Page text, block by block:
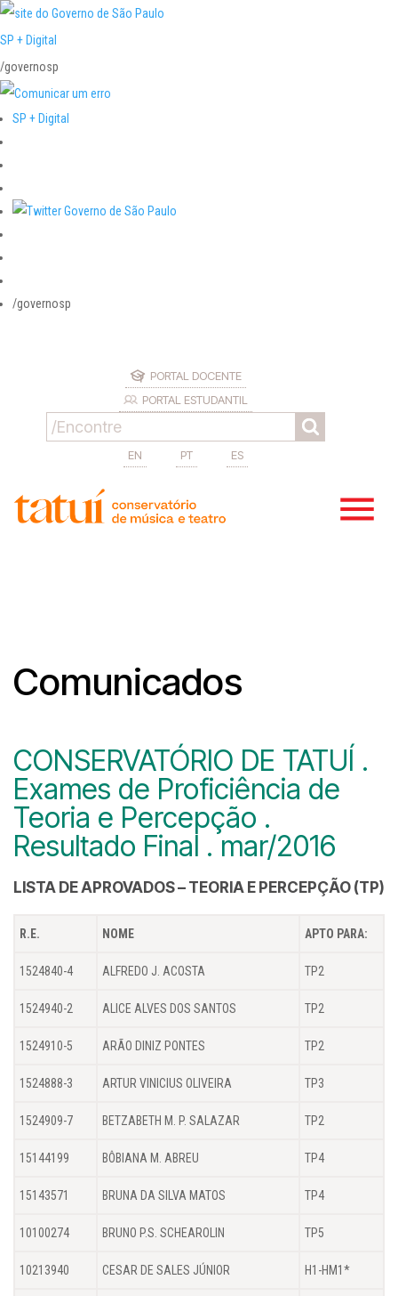
SP + Digital
/governosp
SP + Digital
/governosp
PORTAL DOCENTE
PORTAL ESTUDANTIL
EN PT ES
Comunicados
CONSERVATÓRIO DE TATUÍ .
Exames de Proficiência de
Teoria e Percepção .
Resultado Final . mar/2016
LISTA DE APROVADOS – TEORIA E PERCEPÇÃO (TP)
R.E. NOME APTO PARA:
1524840-4 ALFREDO J. ACOSTA TP2
1524940-2 ALICE ALVES DOS SANTOS TP2
1524910-5 ARÃO DINIZ PONTES TP2
1524888-3 ARTUR VINICIUS OLIVEIRA TP3
1524909-7 BETZABETH M. P. SALAZAR TP2
15144199 BÔBIANA M. ABREU TP4
15143571 BRUNA DA SILVA MATOS TP4
10100274 BRUNO P.S. SCHEAROLIN TP5
10213940 CESAR DE SALES JÚNIOR H1-HM1*